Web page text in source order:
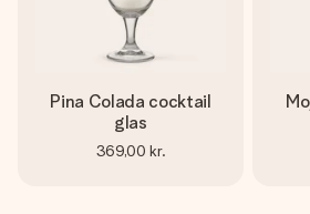
Pina Colada cocktail
glas
369,00 kr.